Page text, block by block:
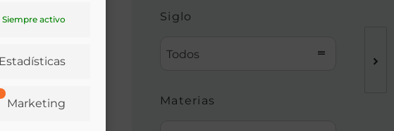
Siempre activo
Estadísticas
Marketing
Siglo
Todos
Materias